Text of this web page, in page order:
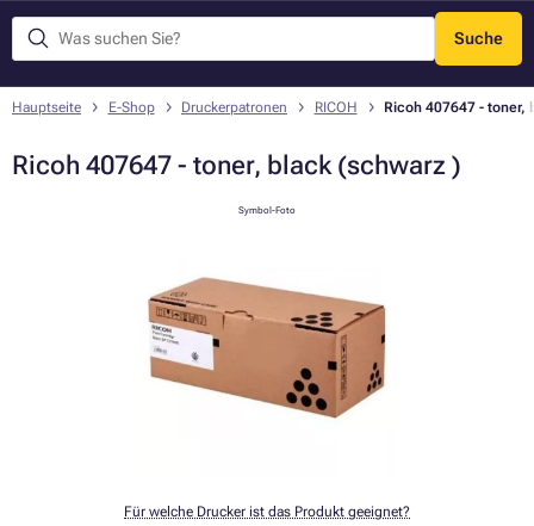
Suche
Menü
Hauptseite E-Shop Druckerpatronen RICOH Ricoh 407647 - toner,
Ricoh 407647 - toner, black (schwarz )
Symbol-Foto
Für welche Drucker ist das Produkt geeignet?